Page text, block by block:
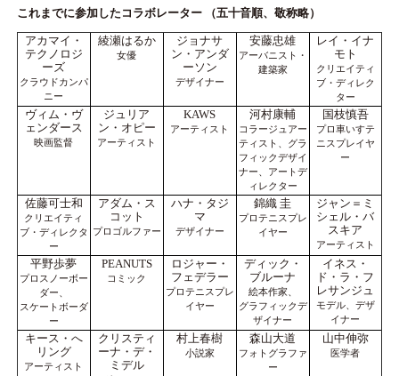
これまでに参加したコラボレーター （五十音順、敬称略）
アカマイ・
テクノロジ
ーズ
クラウドカンパ
ニー
綾瀬はるか
女優
ジョナサ
ン・アンダ
ーソン
デザイナー
安藤忠雄
アーバニスト・
建築家
レイ・イナ
モト
クリエイティ
ブ・ディレク
ター
ヴィム・ヴ
ェンダース
映画監督
ジュリア
ン・オピー
アーティスト
KAWS
アーティスト
河村康輔
コラージュアー
ティスト、グラ
フィックデザイ
ナー、アートデ
ィレクター
国枝慎吾
プロ車いすテ
ニスプレイヤ
ー
佐藤可士和
クリエイティ
ブ・ディレクタ
ー
アダム・ス
コット
プロゴルファー
ハナ・タジ
マ
デザイナー
錦織 圭
プロテニスプレ
イヤー
ジャン＝ミ
シェル・バ
スキア
アーティスト
平野歩夢
プロスノーボー
ダー、
スケートボーダ
ー
PEANUTS
コミック
ロジャー・
フェデラー
プロテニスプレ
イヤー
ディック・
ブルーナ
絵本作家、
グラフィックデ
ザイナー
イネス・
ド・ラ・フ
レサンジュ
モデル、デザ
イナー
キース・へ
リング
アーティスト
クリスティ
ーナ・デ・
ミデル
村上春樹
小説家
森山大道
フォトグラファ
ー
山中伸弥
医学者